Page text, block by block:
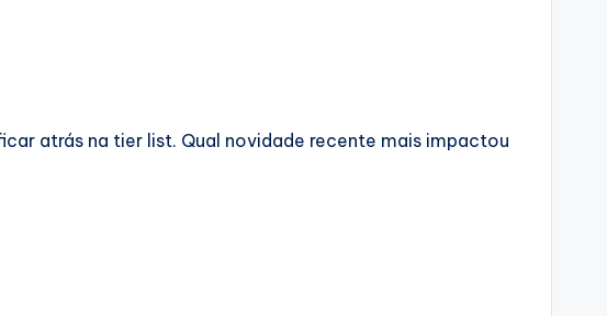
atrás na tier list. Qual novidade recente mais impactou